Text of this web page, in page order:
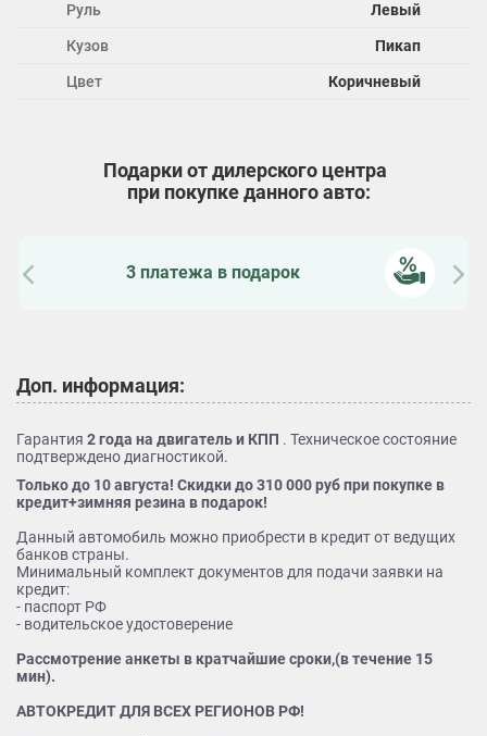
Руль Левый
Кузов Пикап
Цвет Коричневый
Подарки от дилерского центра
при покупке данного авто:
Зимняя резина в подарок
Доп. информация:
Гарантия 2 года на двигатель и КПП . Техническое состояние
подтверждено диагностикой.
Только до 10 августа! Скидки до 310 000 руб при покупке в
кредит+зимняя резина в подарок!
Данный автомобиль можно приобрести в кредит от ведущих
банков страны.
Минимальный комплект документов для подачи заявки на
кредит:
- паспорт РФ
- водительское удостоверение
Рассмотрение анкеты в кратчайшие сроки,(в течение 15
мин).
АВТОКРЕДИТ ДЛЯ ВСЕХ РЕГИОНОВ РФ!